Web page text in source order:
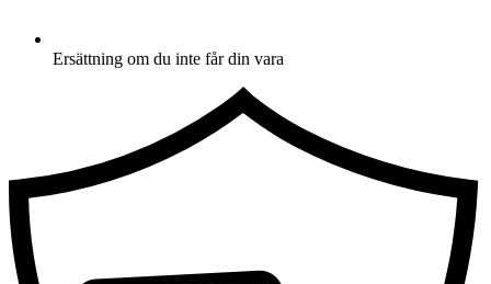
Ersättning om du inte får din vara